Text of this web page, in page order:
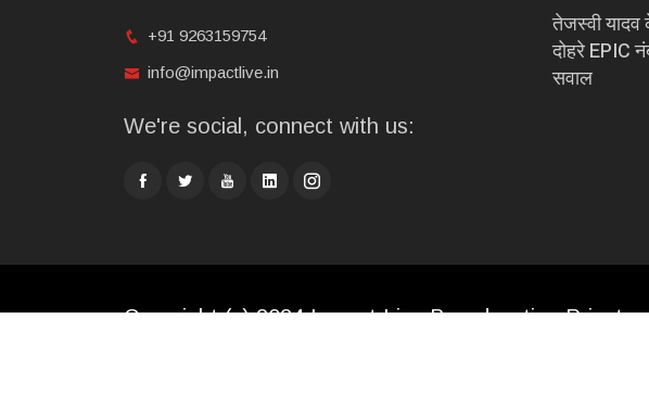
+91 9263159754
info@impactlive.in
We're social, connect with us:
तेजस्वी यादव
दोहरे EPIC
सवाल
Copyright (c) 2024 Impact Live Broadcasting Private